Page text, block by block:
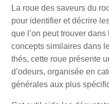
La roue des saveurs du
pour identifier et décrire
que l’on peut trouver
concepts similaires dans
thés, cette roue présente
d’odeurs, organisée en
générales aux plus